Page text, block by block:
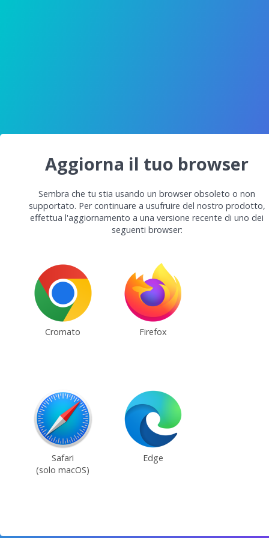
Aggiorna il tuo browser
Sembra che tu stia usando un browser obsoleto o non
supportato. Per continuare a usufruire del nostro prodotto,
effettua l'aggiornamento a una versione recente di uno dei
seguenti browser:
Cromato Firefox
Safari
(solo macOS)
Edge